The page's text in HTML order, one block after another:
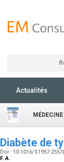
Actualités
Diabète de
Doi : 10.1016/S1957-
F. A.